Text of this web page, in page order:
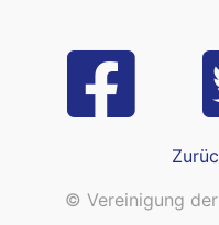
© Vereinigung